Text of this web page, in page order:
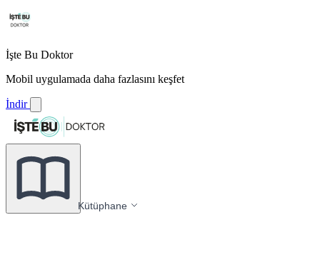
İşte Bu Doktor
Mobil uygulamada daha fazlasını keşfet
İndir
Kütüphane